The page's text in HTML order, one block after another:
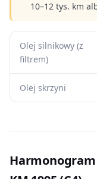
10–12 tys. km
Olej silnikowy (z
filtrem)
Olej skrzyni
Harmonogram